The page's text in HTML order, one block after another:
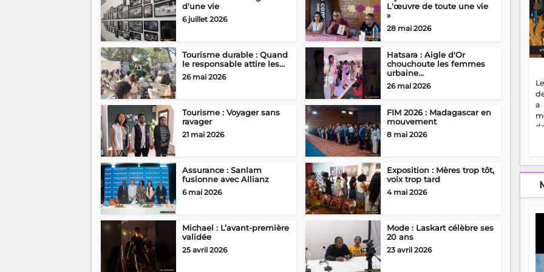
d'une vie
6 juillet 2026
L'œuvre de toute une vie
»
28 mai 2026
Tourisme durable : Quand
le responsable attire les...
26 mai 2026
Hatsara : Aigle d'Or
chouchoute les femmes
urbaine...
26 mai 2026
Tourisme : Voyager sans
ravager
21 mai 2026
FIM 2026 : Madagascar en
mouvement
8 mai 2026
Assurance : Sanlam
fusionne avec Allianz
6 mai 2026
Exposition : Mères trop tôt,
voix trop tard
4 mai 2026
Michael : L’avant-première
validée
25 avril 2026
Mode : Laskart célèbre ses
20 ans
23 avril 2026
a